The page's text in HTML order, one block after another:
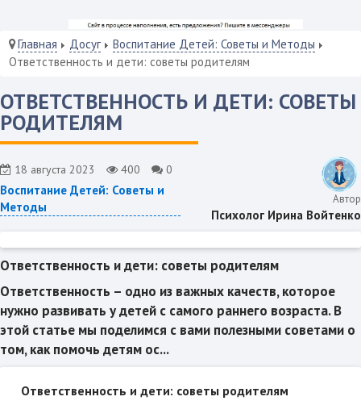
Главная Досуг
Воспитание Детей: Советы и Методы
Ответственность и дети: советы родителям
ОТВЕТСТВЕННОСТЬ И ДЕТИ: СОВЕТЫ
РОДИТЕЛЯМ
18 августа 2023 400 0
Воспитание Детей: Советы и
Методы
Автор
Психолог Ирина Войтенко
Ответственность и дети: советы родителям
Ответственность – одно из важных качеств, которое
нужно развивать у детей с самого раннего возраста. В
этой статье мы поделимся с вами полезными советами о
том, как помочь детям ос...
Ответственность и дети: советы родителям